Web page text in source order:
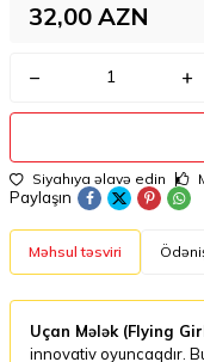
32,00 AZN
Siyahıya əlavə edin
Paylaşın
Məhsul təsviri
Uçan Mələk (Flying
innovativ oyuncaqdır.